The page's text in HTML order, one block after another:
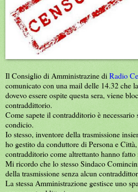
Il Consiglio di Amministrazine di Radio
comunicato con una mail delle 14.32 che la
dovevo essere ospite questa sera, viene
contraddittorio.
Come sapete il contradditorio è
condicio.
Io stesso, inventore della trasmissione
ho gestito da conduttore di Persona e
contradditorio come altrettanto hanno fatto
Mi ricordo che lo stesso Sindaco
della trasmissione senza alcun
La stessa Amministrazione gestisce uno